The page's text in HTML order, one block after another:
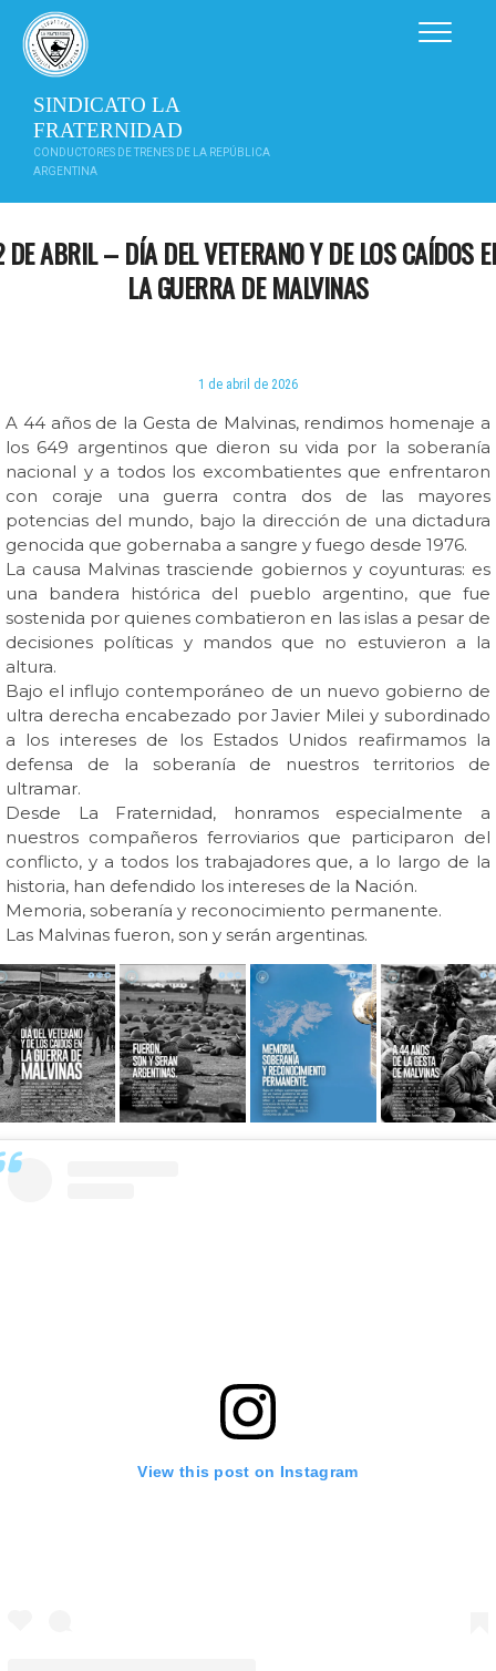
contenido
SINDICATO LA
FRATERNIDAD
CONDUCTORES DE TRENES DE LA REPÚBLICA
ARGENTINA
DE ABRIL – DÍA DEL VETERANO Y DE LOS CAÍDOS
LA GUERRA DE MALVINAS
1 de abril de 2026
A 44 años de la Gesta de Malvinas, rendimos homenaje a
los 649 argentinos que dieron su vida por la soberanía
nacional y a todos los excombatientes que enfrentaron
con coraje una guerra contra dos de las mayores
potencias del mundo, bajo la dirección de una dictadura
genocida que gobernaba a sangre y fuego desde 1976.
La causa Malvinas trasciende gobiernos y coyunturas: es
una bandera histórica del pueblo argentino, que fue
sostenida por quienes combatieron en las islas a pesar de
decisiones políticas y mandos que no estuvieron a la
altura.
Bajo el influjo contemporáneo de un nuevo gobierno de
ultra derecha encabezado por Javier Milei y subordinado
a los intereses de los Estados Unidos reafirmamos la
defensa de la soberanía de nuestros territorios de
ultramar.
Desde La Fraternidad, honramos especialmente a
nuestros compañeros ferroviarios que participaron del
conflicto, y a todos los trabajadores que, a lo largo de la
historia, han defendido los intereses de la Nación.
Memoria, soberanía y reconocimiento permanente.
Las Malvinas fueron, son y serán argentinas.
View this post on Instagram